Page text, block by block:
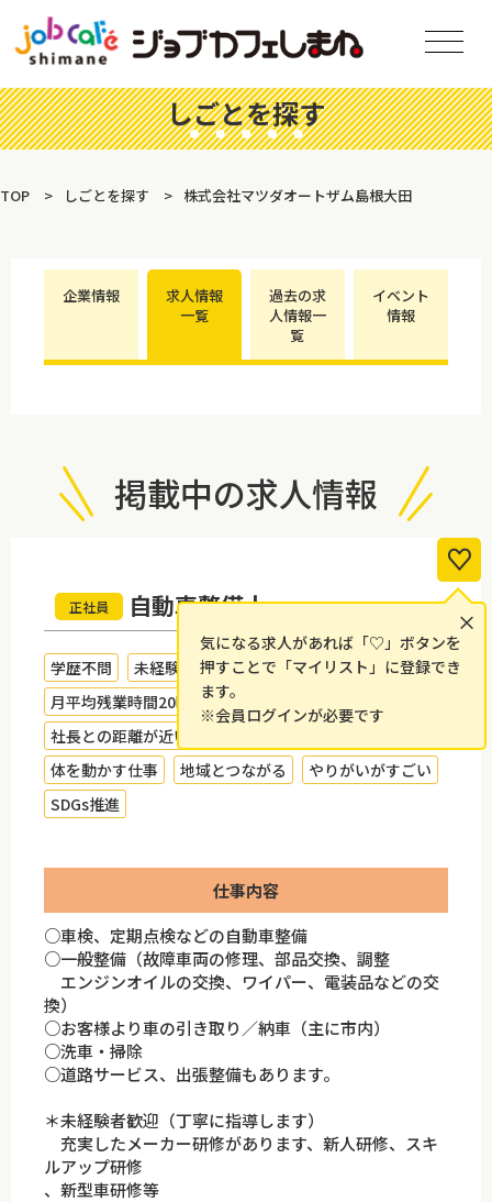
しごとを探す
TOP しごとを探す 株式会社マツダオートザム島根大田
企業情報
求人情報
一覧
過去の求
人情報一
覧
イベント
情報
掲載中の求人情報
正社員 自動車整備士
学歴不問 未経験者歓迎 転勤なし
研修制度あり
月平均残業時間20時間以内
社長との距離が近い
体を動かす仕事
地域とつながる
やりがいがすごい
SDGs推進
仕事内容
○車検、定期点検などの自動車整備
○一般整備（故障車両の修理、部品交換、調整
エンジンオイルの交換、ワイパー、電装品などの交
換）
○お客様より車の引き取り／納車（主に市内）
○洗車・掃除
○道路サービス、出張整備もあります。
＊未経験者歓迎（丁寧に指導します）
充実したメーカー研修があります、新人研修、スキ
ルアップ研修
、新型車研修等
×
気になる求人があれば「♡」ボタンを
押すことで「マイリスト」に登録でき
ます。
※会員ログインが必要です